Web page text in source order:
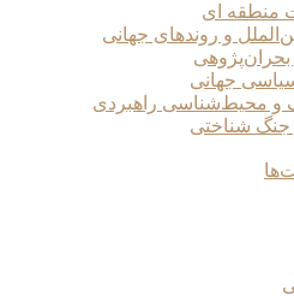
منطقه ای
و روندهای جهانی
بحران‌پژوهی
سیاسی جهانی
و محیط‌شناسی راهبردی
جنگ شناختی